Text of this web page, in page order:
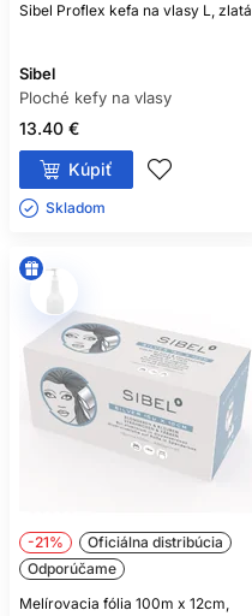
Sibel Proflex kefa na vlasy L, zlatá
Sibel
Ploché kefy na vlasy
13.40 €
Kúpiť
Skladom ㅤ
-21%
Oficiálna distribúcia
Odporúčame
Melírovacia fólia 100m x 12cm,